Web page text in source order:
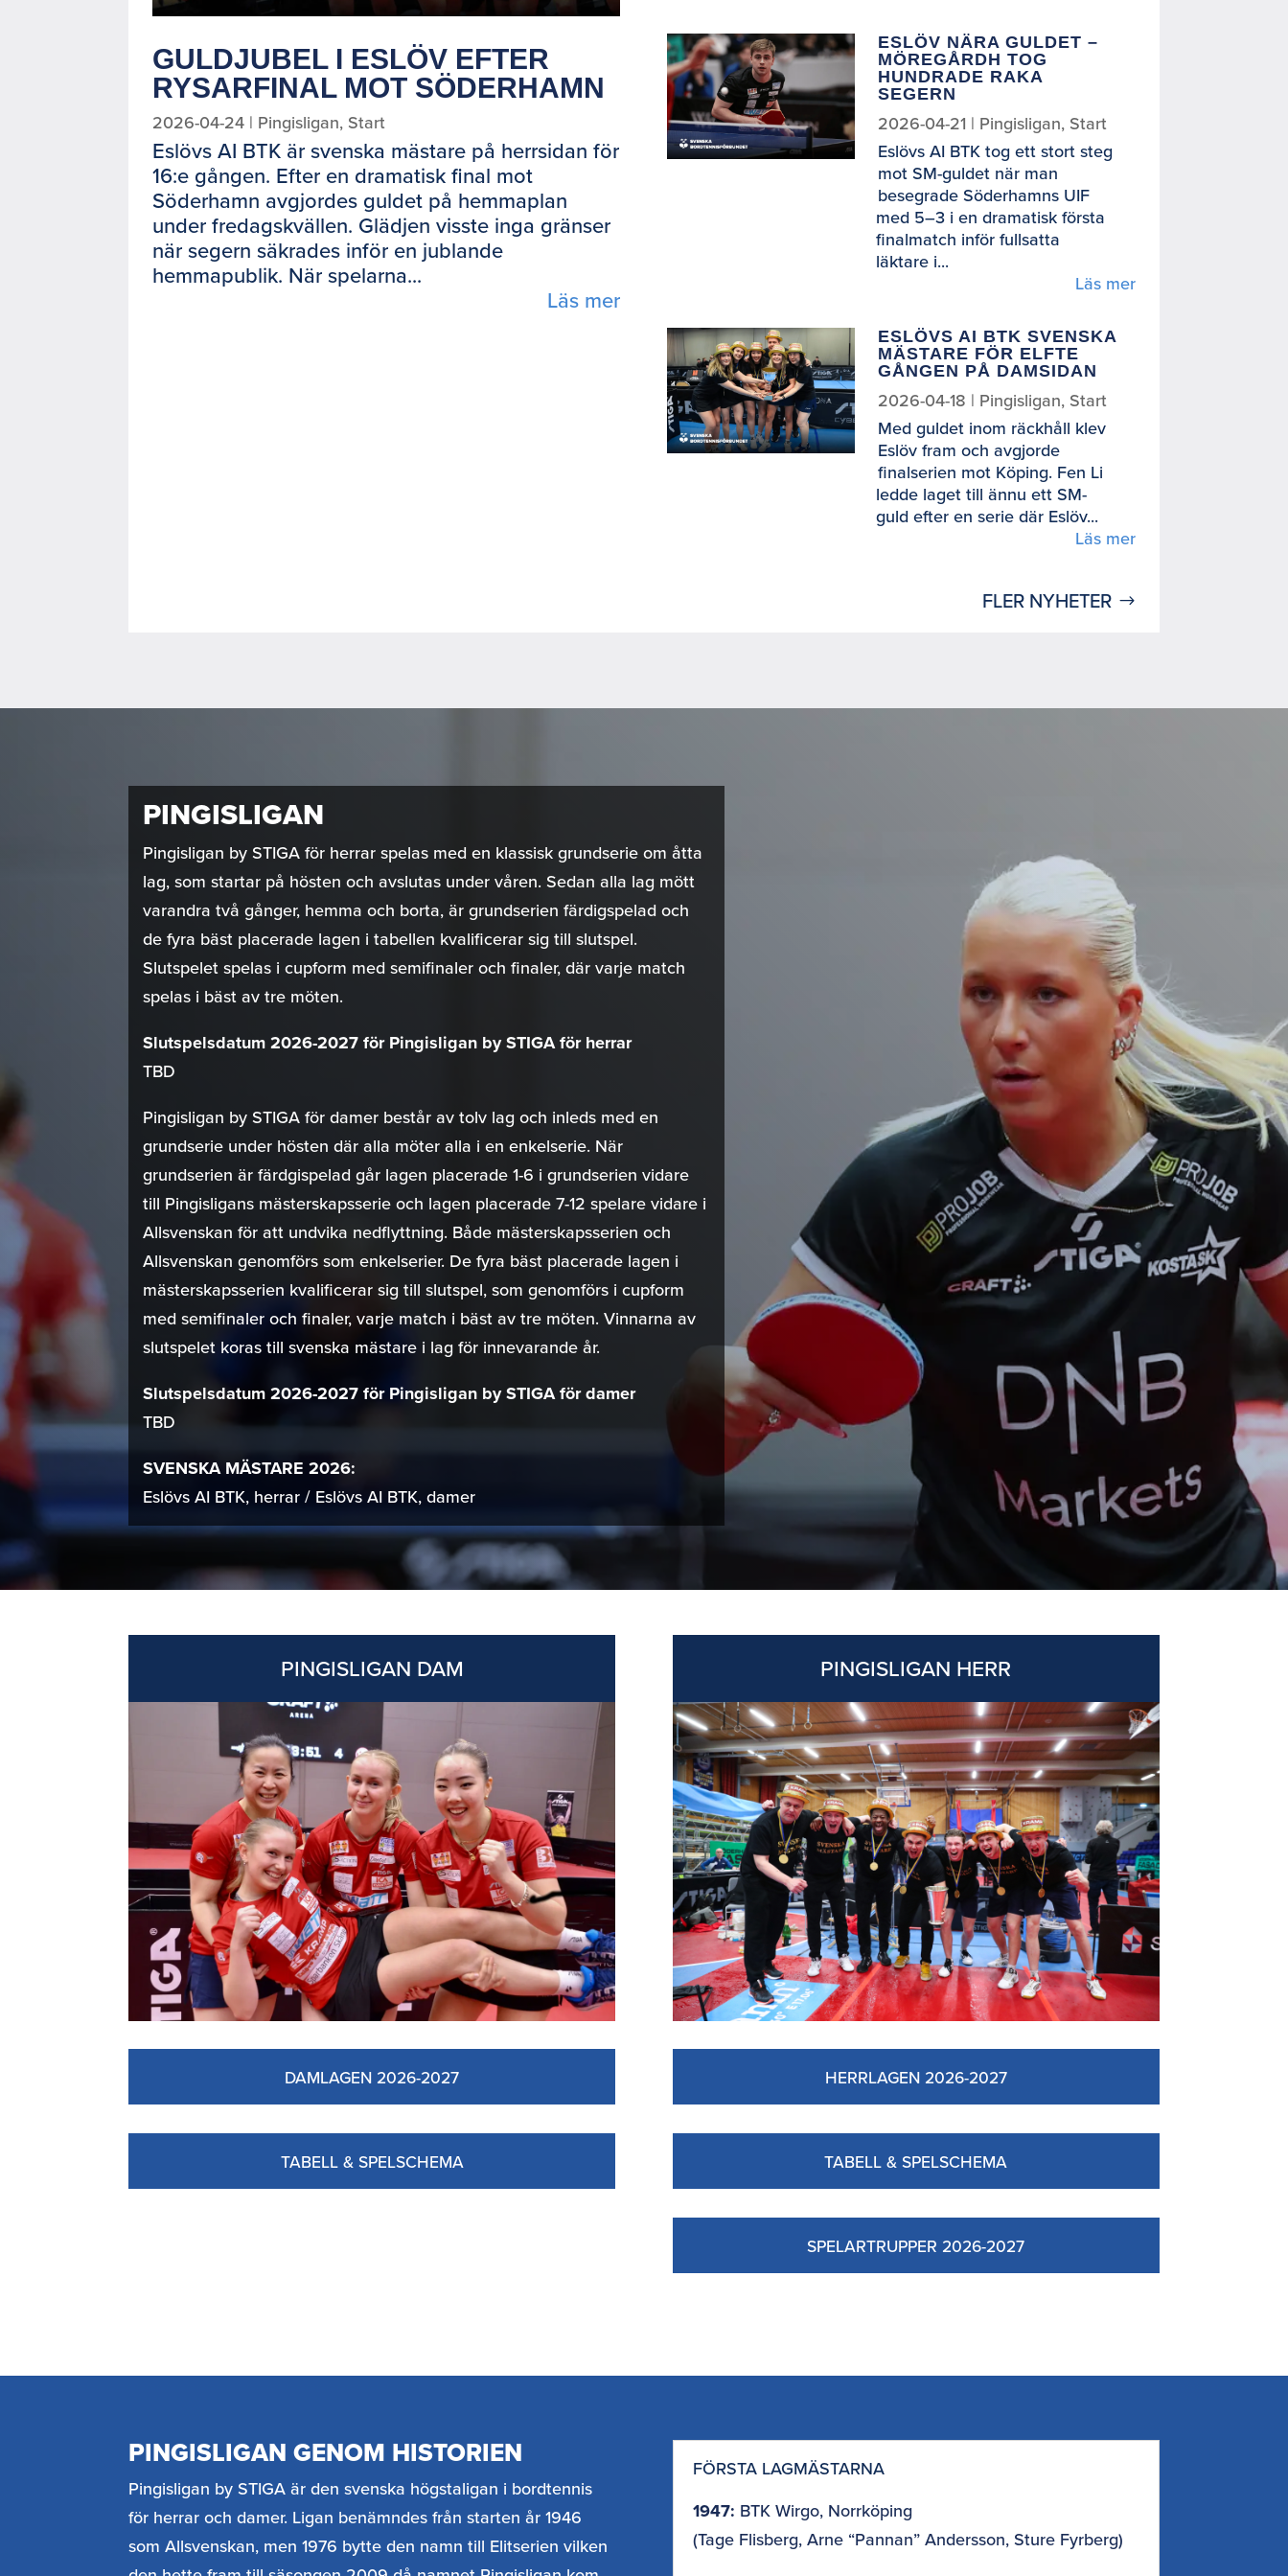
GULDJUBEL I ESLÖV EFTER
RYSARFINAL MOT SÖDERHAMN
2026-04-24 | Pingisligan, Start
Eslövs AI BTK är svenska mästare på herrsidan för
16:e gången. Efter en dramatisk final mot
Söderhamn avgjordes guldet på hemmaplan
under fredagskvällen. Glädjen visste inga gränser
när segern säkrades inför en jublande
hemmapublik. När spelarna...
Läs mer
ESLÖV NÄRA GULDET –
MÖREGÅRDH TOG
HUNDRADE RAKA
SEGERN
2026-04-21 | Pingisligan, Start
Eslövs AI BTK tog ett stort steg
mot SM-guldet när man
besegrade Söderhamns UIF
med 5–3 i en dramatisk första
finalmatch inför fullsatta
läktare i...
Läs mer
ESLÖVS AI BTK SVENSKA
MÄSTARE FÖR ELFTE
GÅNGEN PÅ DAMSIDAN
2026-04-18 | Pingisligan, Start
Med guldet inom räckhåll klev
Eslöv fram och avgjorde
finalserien mot Köping. Fen Li
ledde laget till ännu ett SM-
guld efter en serie där Eslöv...
Läs mer
FLER NYHETER
PINGISLIGAN
Pingisligan by STIGA för herrar spelas med en klassisk grundserie om åtta
lag, som startar på hösten och avslutas under våren. Sedan alla lag mött
varandra två gånger, hemma och borta, är grundserien färdigspelad och
de fyra bäst placerade lagen i tabellen kvalificerar sig till slutspel.
Slutspelet spelas i cupform med semifinaler och finaler, där varje match
spelas i bäst av tre möten.
Slutspelsdatum 2026-2027 för Pingisligan by STIGA för herrar
TBD
Pingisligan by STIGA för damer består av tolv lag och inleds med en
grundserie under hösten där alla möter alla i en enkelserie. När
grundserien är färdgispelad går lagen placerade 1-6 i grundserien vidare
till Pingisligans mästerskapsserie och lagen placerade 7-12 spelare vidare i
Allsvenskan för att undvika nedflyttning. Både mästerskapsserien och
Allsvenskan genomförs som enkelserier. De fyra bäst placerade lagen i
mästerskapsserien kvalificerar sig till slutspel, som genomförs i cupform
med semifinaler och finaler, varje match i bäst av tre möten. Vinnarna av
slutspelet koras till svenska mästare i lag för innevarande år.
Slutspelsdatum 2026-2027 för Pingisligan by STIGA för damer
TBD
SVENSKA MÄSTARE 2026:
Eslövs AI BTK, herrar / Eslövs AI BTK, damer
PINGISLIGAN DAM
DAMLAGEN 2026-2027
TABELL & SPELSCHEMA
PINGISLIGAN HERR
HERRLAGEN 2026-2027
TABELL & SPELSCHEMA
SPELARTRUPPER 2026-2027
PINGISLIGAN GENOM HISTORIEN
Pingisligan by STIGA är den svenska högstaligan i bordtennis
för herrar och damer. Ligan benämndes från starten år 1946
som Allsvenskan, men 1976 bytte den namn till Elitserien vilken
FÖRSTA LAGMÄSTARNA
1947: BTK Wirgo, Norrköping
(Tage Flisberg, Arne “Pannan” Andersson, Sture Fyrberg)